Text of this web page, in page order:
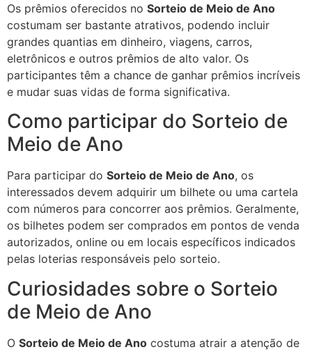
Os prêmios oferecidos no Sorteio de Meio de Ano
costumam ser bastante atrativos, podendo incluir
grandes quantias em dinheiro, viagens, carros,
eletrônicos e outros prêmios de alto valor. Os
participantes têm a chance de ganhar prêmios incríveis
e mudar suas vidas de forma significativa.
Como participar do Sorteio de
Meio de Ano
Para participar do Sorteio de Meio de Ano, os
interessados devem adquirir um bilhete ou uma cartela
com números para concorrer aos prêmios. Geralmente,
os bilhetes podem ser comprados em pontos de venda
autorizados, online ou em locais específicos indicados
pelas loterias responsáveis pelo sorteio.
Curiosidades sobre o Sorteio
de Meio de Ano
O Sorteio de Meio de Ano costuma atrair a atenção de